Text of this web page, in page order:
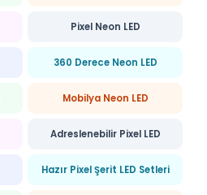
Pixel Neon LED
360 Derece Neon LED
Mobilya Neon LED
Adreslenebilir Pixel LED
Hazır Pixel Şerit LED Setleri